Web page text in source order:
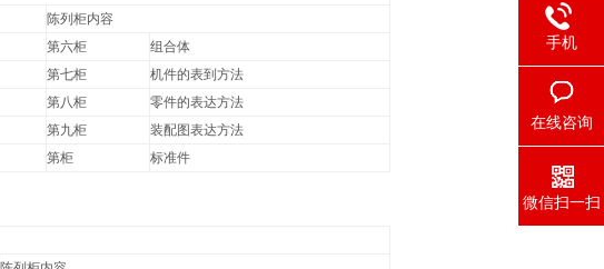
陈列柜内容
第六柜
组合体
第七柜
机件的表到方法
第八柜
零件的表达方法
第九柜
装配图表达方法
第柜 标准件
手机
在线咨询
微信扫一扫